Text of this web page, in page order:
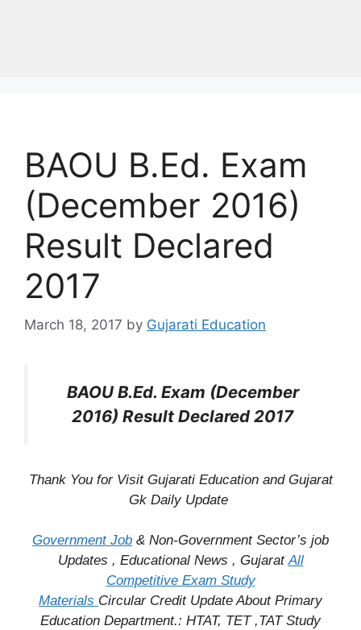
BAOU B.Ed. Exam
(December 2016)
Result Declared
2017
March 18, 2017 by Gujarati Education
BAOU B.Ed. Exam (December
2016) Result Declared 2017
Thank You for Visit Gujarati Education and Gujarat
Gk Daily Update
Government Job & Non-Government Sector’s job
Updates , Educational News , GujaratAll
Competitive Exam Study
Materials Circular CreditUpdate About Primary
Education Department.: HTAT, TET ,TAT Study